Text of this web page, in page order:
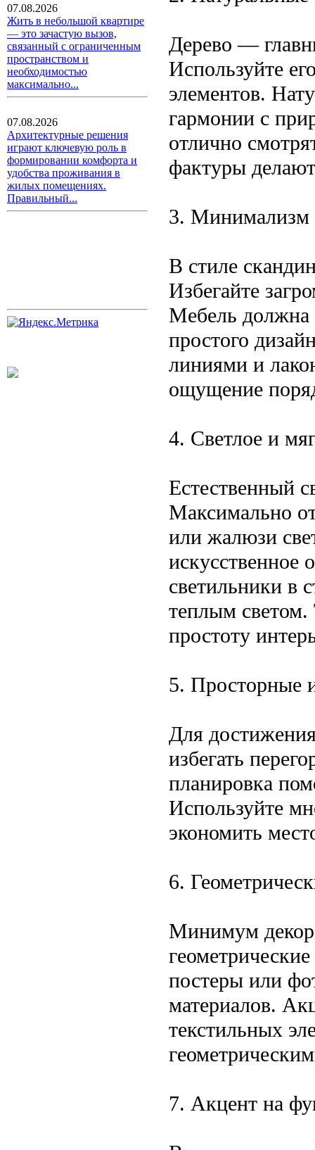
07.08.2026
Жить в небольшой квартире
— это зачастую вызов,
связанный с ограниченным
пространством и
необходимостью
максимально...
07.08.2026
Архитектурные решения
играют ключевую роль в
формировании комфорта и
удобства проживания в
жилых помещениях.
Правильный...
Дерево —
Используйте
элементов.
гармонии с
отлично
фактуры
3. Минимализм
В стиле
Избегайте
Мебель должна
простого
линиями и
ощущение
4. Светлое и
Естественный
Максимально
или жалюзи
светильники в
теплым светом.
простоту
5. Просторные
Для
избегать
планировка
Используйте
экономить
6.
Минимум
постеры или
материалов.
текстильных
7. Акцент на